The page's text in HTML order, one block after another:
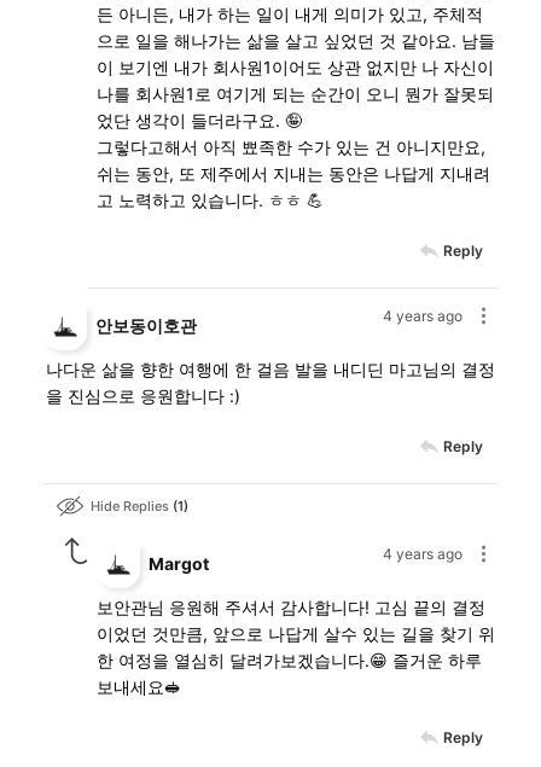
든 아니든, 내가 하는 일이 내게 의미가 있고, 주체적
으로 일을 해나가는 삶을 살고 싶었던 것 같아요. 남들
이 보기엔 내가 회사원1이어도 상관 없지만 나 자신이
나를 회사원1로 여기게 되는 순간이 오니 뭔가 잘못되
었단 생각이 들더라구요. 🤪
그렇다고해서 아직 뾰족한 수가 있는 건 아니지만요,
쉬는 동안, 또 제주에서 지내는 동안은 나답게 지내려
고 노력하고 있습니다. ㅎㅎ 💪
Reply
4 years ago
안보동이호관
나다운 삶을 향한 여행에 한 걸음 발을 내디딘 마고님의 결정
을 진심으로 응원합니다 :)
Reply
Hide Replies 1
4 years ago
Margot
보안관님 응원해 주셔서 감사합니다! 고심 끝의 결정
이었던 것만큼, 앞으로 나답게 살수 있는 길을 찾기 위
한 여정을 열심히 달려가보겠습니다.😁 즐거운 하루
보내세요🥪
Reply